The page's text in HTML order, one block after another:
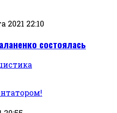
2021 22:10
состоялась